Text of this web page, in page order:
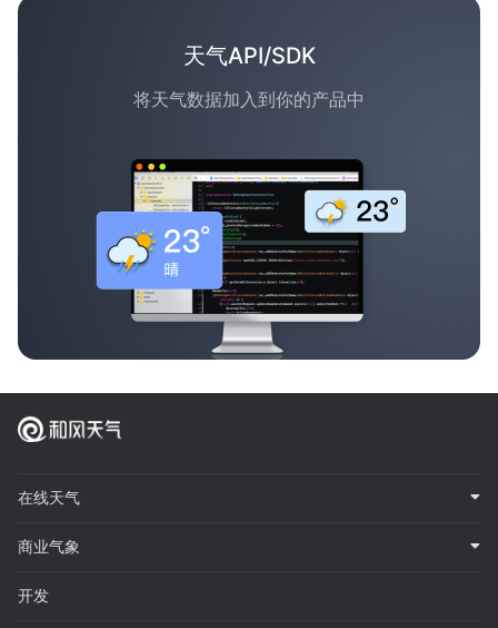
天气API/SDK
将天气数据加入到你的产品中
在线天气
商业气象
开发